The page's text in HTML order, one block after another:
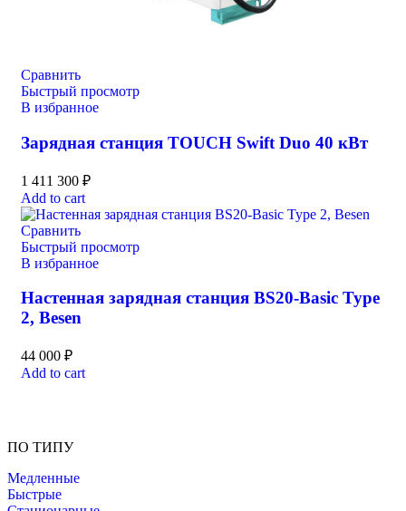
Сравнить
Быстрый просмотр
В избранное
Зарядная станция TOUCH Swift Duo 40 кВт
1 411 300 ₽
Add to cart
Сравнить
Быстрый просмотр
В избранное
Настенная зарядная станция BS20-Basic Type
2, Besen
44 000 ₽
Add to cart
ПО ТИПУ
Медленные
Быстрые